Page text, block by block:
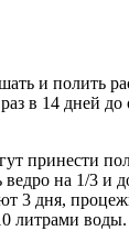
и полить
в 14 дней до
принести
ведро на 1/3 и
3 дня,
литрами воды.